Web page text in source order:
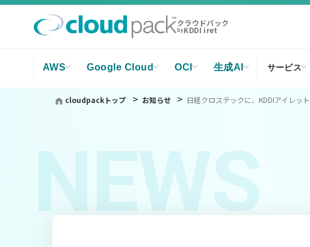
クラウドパック
byKDDI iret
AWS Google Cloud OCI 生成AI サービス
cloudpackトップ お知らせ 日経クロステックに、KDDIアイレッ
NEWS